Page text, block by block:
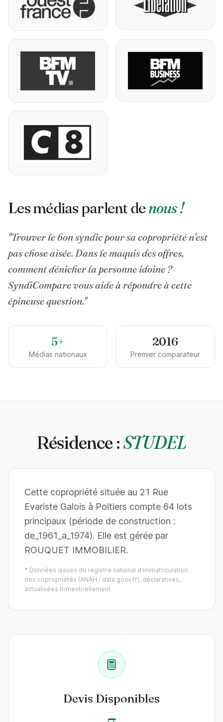
Les médias parlent denous !
"Trouver le bon syndic pour sa copropriété n'est
pas chose aisée. Dans le maquis des offres,
comment dénicher la personne idoine ?
SyndiCompare vous aide à répondre à cette
épineuse question."
5+
Médias nationaux
2016
Premier comparateur
Résidence :STUDEL
Cette copropriété située au 21 Rue
Evariste Galois à Poitiers compte 64 lots
principaux (période de construction :
de_1961_a_1974). Elle est gérée par
ROUQUET IMMOBILIER.
* Données issues du registre national d'immatriculation
des copropriétés (ANAH / data.gouv.fr), déclaratives,
actualisées trimestriellement.
Devis Disponibles